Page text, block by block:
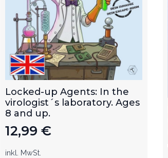
Locked-up Agents: In the
virologist´s laboratory. Ages
8 and up.
12,99 €
inkl. MwSt.